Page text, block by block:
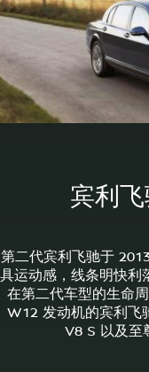
宾利
第二代宾利飞驰于
具运动感，线条明快利
在第二代车型的生命
W12 发动机的宾利飞
V8 S 以及至